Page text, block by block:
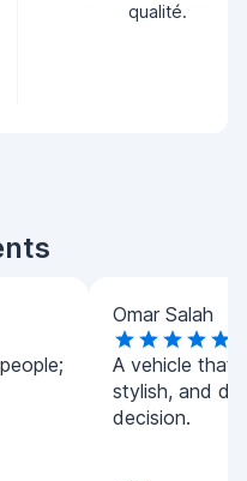
qualité.
Omar Salah
A vehicle that
stylish, and
decision.